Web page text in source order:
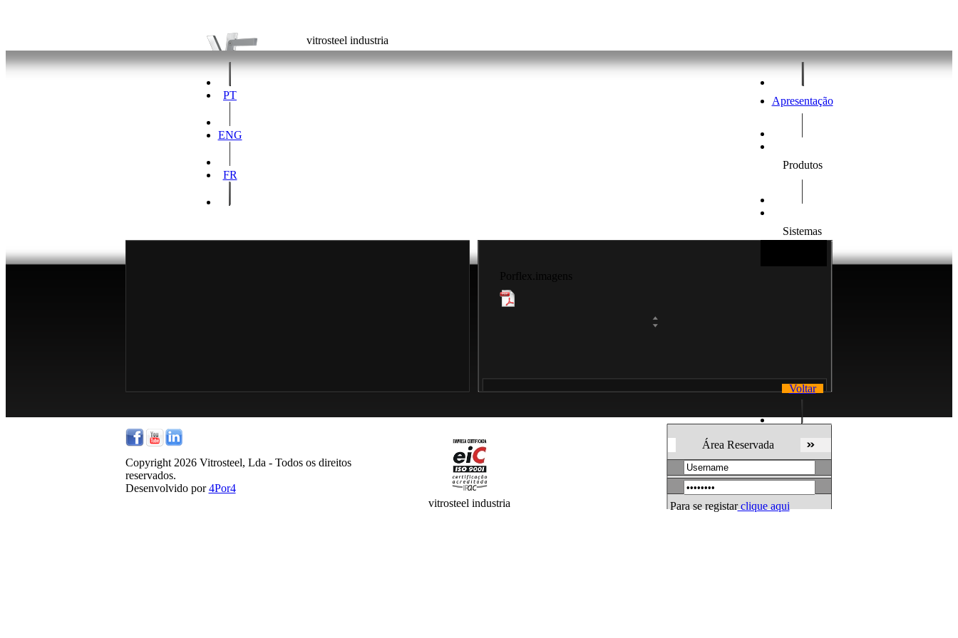
vitrosteel industria
PT
ENG
FR
Apresentação
Produtos
Sistemas
Contactos
Porflex.imagens
Voltar
Copyright 2026 Vitrosteel, Lda - Todos os direitos
reservados.
Desenvolvido por4Por4
vitrosteel industria
Área Reservada
Para se registarclique aqui